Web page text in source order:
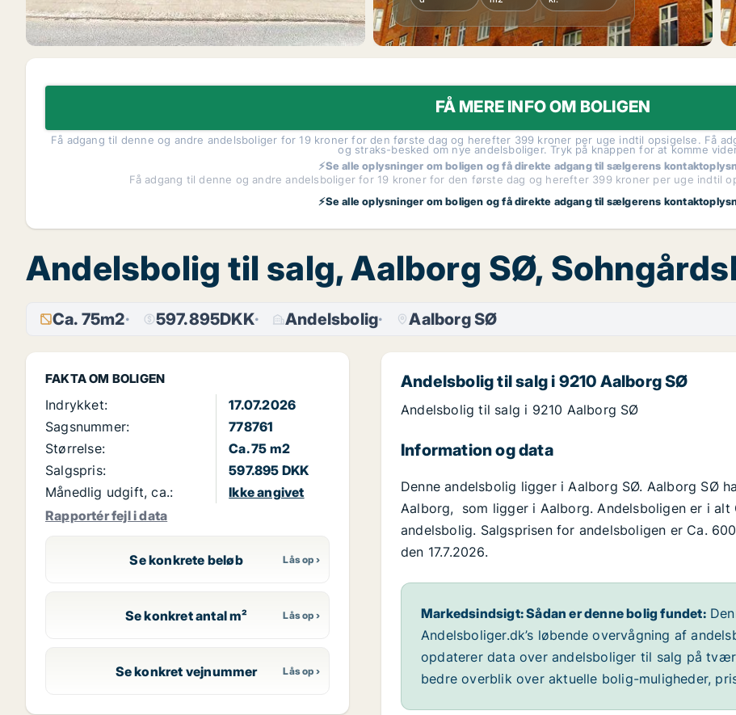
FÅ MERE INFO OM BOLIGEN
Få adgang til denne og andre andelsboliger for 19 kroner for den første dag og herefter 399 kroner per uge indtil opsigelse. Få
og straks-besked om nye andelsboliger. Tryk på knappen for at komme
⚡Se alle oplysninger om boligen og få direkte adgang til sælgerens
Få adgang til denne og andre andelsboliger for 19 kroner for den første dag og herefter 399 kroner per uge indtil
⚡Se alle oplysninger om boligen og få direkte adgang til sælgerens
Andelsbolig til salg, Aalborg SØ,
Ca. 75m2 597.895DKK Andelsbolig Aalborg SØ
FAKTA OM BOLIGEN
Indrykket:
17.07.2026
Sagsnummer:
778761
Størrelse:
Ca. 75 m2
Salgspris:
597.895 DKK
Månedlig udgift, ca.:
Ikke angivet
Rapportér fejl i data
Se konkrete beløb
Se konkret antal m²
Se konkret vejnummer
Andelsbolig til salg i 9210 Aalborg SØ
Andelsbolig til salg i 9210 Aalborg SØ
Information og data
Denne andelsbolig ligger i Aalborg SØ. Aalborg SØ
Aalborg, som ligger i Aalborg. Andelsboligen er i
andelsbolig. Salgsprisen for andelsboligen er Ca.
den 17.7.2026.
Markedsindsigt: Sådan er denne bolig fundet:
Andelsboliger.dk’s løbende overvågning af
opdaterer data over andelsboliger til salg på
bedre overblik over aktuelle bolig-muligheder,